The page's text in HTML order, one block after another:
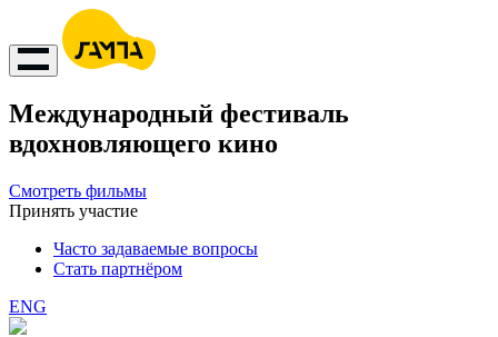
Международный фестиваль
вдохновляющего кино
Смотреть фильмы
Принять участие
Часто задаваемые вопросы
Стать партнёром
ENG